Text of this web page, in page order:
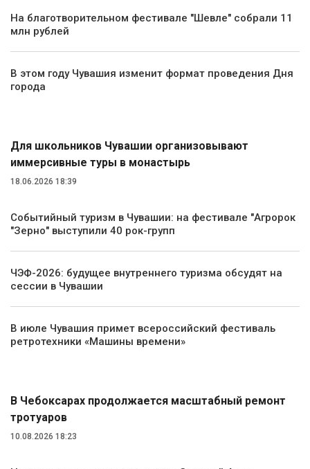
На благотворительном фестивале "Шевле" собрали 11
млн рублей
В этом году Чувашия изменит формат проведения Дня
города
Для школьников Чувашии организовывают
иммерсивные туры в монастырь
18.06.2026 18:39
Событийный туризм в Чувашии: на фестивале "Агророк
"Зерно" выступили 40 рок-групп
ЧЭФ-2026: будущее внутреннего туризма обсудят на
сессии в Чувашии
В июле Чувашия примет всероссийский фестиваль
ретротехники «Машины времени»
В Чебоксарах продолжается масштабный ремонт
тротуаров
10.08.2026 18:23